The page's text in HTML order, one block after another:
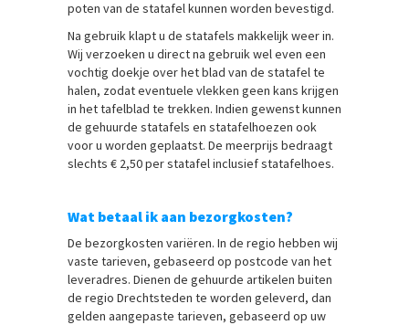
poten van de statafel kunnen worden bevestigd.
Na gebruik klapt u de statafels makkelijk weer in.
Wij verzoeken u direct na gebruik wel even een
vochtig doekje over het blad van de statafel te
halen, zodat eventuele vlekken geen kans krijgen
in het tafelblad te trekken. Indien gewenst kunnen
de gehuurde statafels en statafelhoezen ook
voor u worden geplaatst. De meerprijs bedraagt
slechts € 2,50 per statafel inclusief statafelhoes.
Wat betaal ik aan bezorgkosten?
De bezorgkosten variëren. In de regio hebben wij
vaste tarieven, gebaseerd op postcode van het
leveradres. Dienen de gehuurde artikelen buiten
de regio Drechtsteden te worden geleverd, dan
gelden aangepaste tarieven, gebaseerd op uw